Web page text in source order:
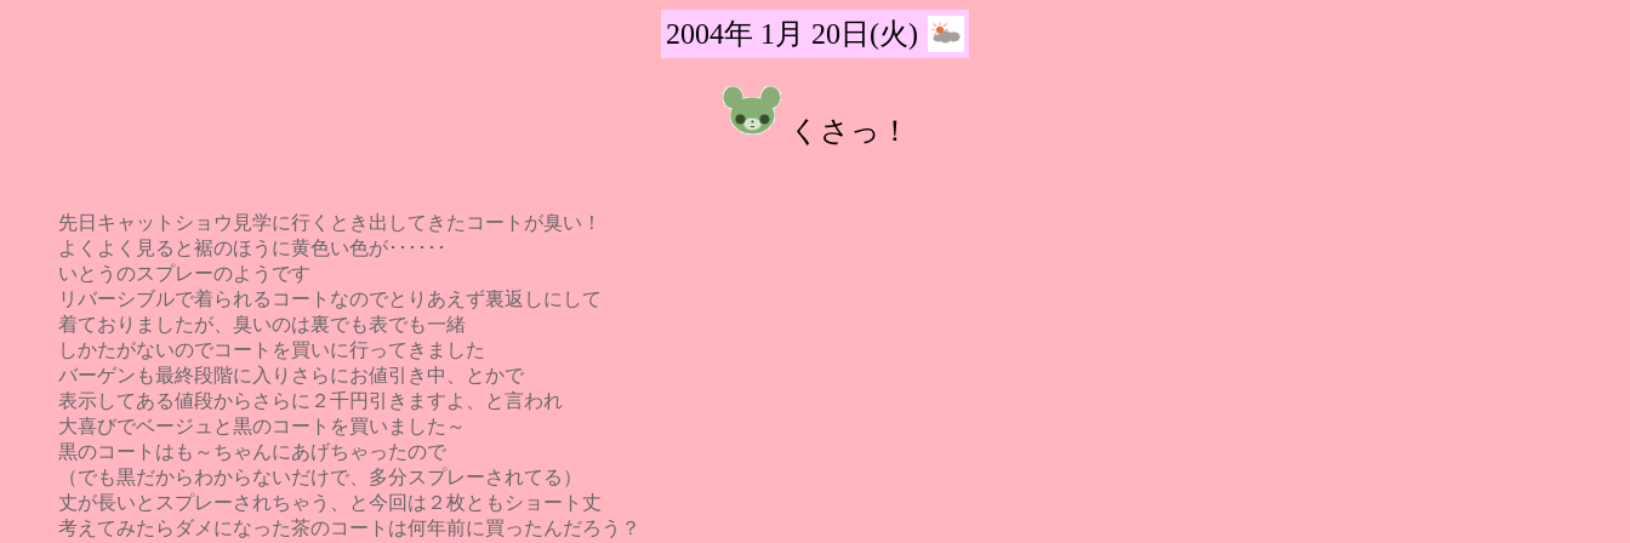
2004年 1月 20日(火)
くさっ！
先日キャットショウ見学に行くとき出してきたコートが臭い！
よくよく見ると裾のほうに黄色い色が･･････
いとうのスプレーのようです
リバーシブルで着られるコートなのでとりあえず裏返しにして
着ておりましたが、臭いのは裏でも表でも一緒
しかたがないのでコートを買いに行ってきました
バーゲンも最終段階に入りさらにお値引き中、とかで
表示してある値段からさらに２千円引きますよ、と言われ
大喜びでベージュと黒のコートを買いました～
黒のコートはも～ちゃんにあげちゃったので
（でも黒だからわからないだけで、多分スプレーされてる）
丈が長いとスプレーされちゃう、と今回は２枚ともショート丈
考えてみたらダメになった茶のコートは何年前に買ったんだろう？